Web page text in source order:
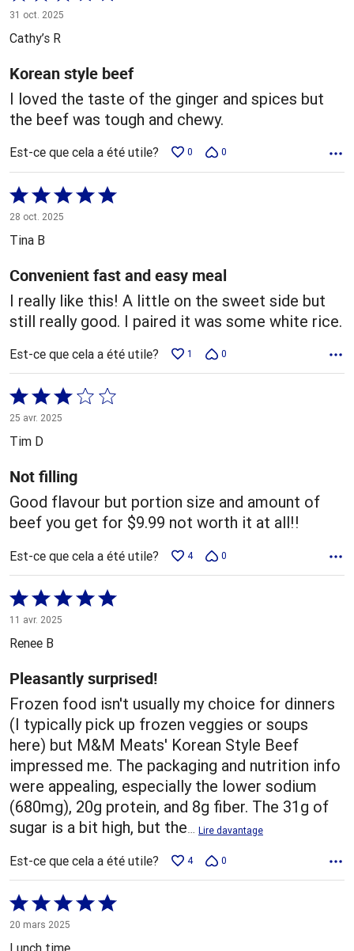
3 sur
5
31 oct. 2025
Cathy’s R
Korean style beef
I loved the taste of the ginger and spices but
the beef was tough and chewy.
Est-ce que cela a été utile? 0 0
Coté
5 sur
5
28 oct. 2025
Tina B
Convenient fast and easy meal
I really like this! A little on the sweet side but
still really good. I paired it was some white rice.
Est-ce que cela a été utile? 1 0
Coté
3 sur
5
25 avr. 2025
Tim D
Not filling
Good flavour but portion size and amount of
beef you get for $9.99 not worth it at all!!
Est-ce que cela a été utile? 4 0
Coté
5 sur
5
11 avr. 2025
Renee B
Pleasantly surprised!
Frozen food isn't usually my choice for dinners
(I typically pick up frozen veggies or soups
here) but M&M Meats' Korean Style Beef
impressed me. The packaging and nutrition info
were appealing, especially the lower sodium
(680mg), 20g protein, and 8g fiber. The 31g of
sugar is a bit high, but the… Lire davantage
Est-ce que cela a été utile? 4 0
Coté
5 sur
5
20 mars 2025
Lunch time